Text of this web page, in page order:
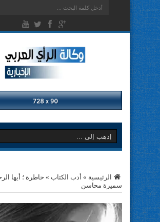
الرئيسية » أدب الكتاب » خاطرة ؛ أيها
سميرة محاسن